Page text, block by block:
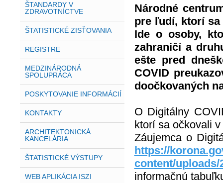
ŠTANDARDY V
ZDRAVOTNÍCTVE
ŠTATISTICKÉ ZISŤOVANIA
REGISTRE
MEDZINÁRODNÁ
SPOLUPRÁCA
POSKYTOVANIE INFORMÁCIÍ
KONTAKTY
ARCHITEKTONICKÁ
KANCELÁRIA
ŠTATISTICKÉ VÝSTUPY
WEB APLIKÁCIA ISZI
Národné
pre ľudí, ktorí sa
Ide o osoby,
zahraničí a
ešte pred
COVID
doočkovaných
O Digitálny
ktorí sa očkovali
Záujemca o
https://
content/
informačnú